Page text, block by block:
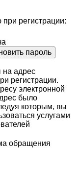
при регистрации:
на адрес
регистрации.
электронной
было
которым, вы
услугами
обращения